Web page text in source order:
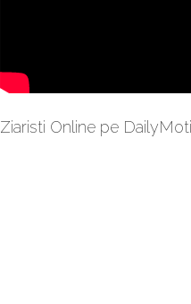
Ziaristi Online pe